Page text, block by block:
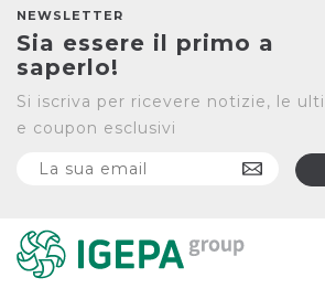
NEWSLETTER
Sia essere il primo a
saperlo!
Si iscriva per ricevere notizie, le
e coupon esclusivi